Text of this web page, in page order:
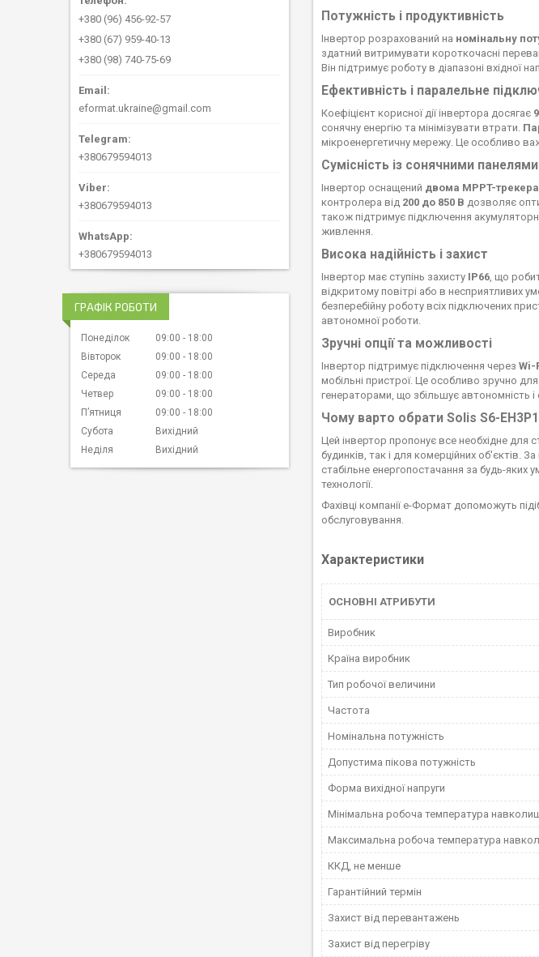
Потужність і продуктивність
Інвертор розрахований на номінальну
здатний витримувати короткочасні
Він підтримує роботу в діапазоні вхідної
Ефективність і паралельне
Коефіцієнт корисної дії інвертора досягає
сонячну енергію та мінімізувати втрати.
мікроенергетичну мережу. Це особливо
Сумісність із сонячними
Інвертор оснащений двома MPPT-
контролера від 200 до 850 В дозволяє
також підтримує підключення
живлення.
Висока надійність і захист
Інвертор має ступінь захисту IP66, що
відкритому повітрі або в несприятливих
безперебійну роботу всіх підключених
автономної роботи.
Зручні опції та можливості
Інвертор підтримує підключення через Wi-
мобільні пристрої. Це особливо зручно
генераторами, що збільшує автономність
Чому варто обрати Solis S6-
Цей інвертор пропонує все необхідне для
будинків, так і для комерційних об'єктів.
стабільне енергопостачання за будь-яких
технології.
Фахівці компанії е-Формат допоможуть
обслуговування.
Характеристики
ОСНОВНІ АТРИБУТИ
Виробник
Країна виробник
Тип робочої величини
Частота
Номінальна потужність
Допустима пікова потужність
Форма вихідної напруги
Мінімальна робоча температура
Максимальна робоча температура
ККД, не менше
Гарантійний термін
Захист від перевантажень
Захист від перегріву
+380 (96) 456-92-57
+380 (67) 959-40-13
+380 (98) 740-75-69
eformat.ukraine@gmail.com
+380679594013
+380679594013
+380679594013
ГРАФІК РОБОТИ
Понеділок 09:00
18:00
Вівторок
09:00
18:00
Середа
09:00
18:00
Четвер
09:00
18:00
Пʼятниця
09:00
18:00
Субота
Вихідний
Неділя
Вихідний